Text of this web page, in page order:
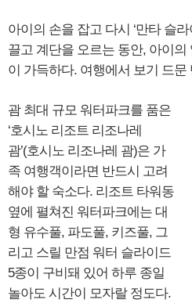
아이의 손을 잡고 다시 ‘만타 슬
끌고 계단을 오르는 동안, 아이
이 가득하다. 여행에서 보기 드문
괌 최대 규모 워터파크를 품은
‘호시노 리조트 리조나레
괌’(호시노 리조나레 괌)은 가
족 여행객이라면 반드시 고려
해야 할 숙소다. 리조트 타워동
옆에 펼쳐진 워터파크에는 대
형 유수풀, 파도풀, 키즈풀, 그
리고 스릴 만점 워터 슬라이드
5종이 구비돼 있어 하루 종일
놀아도 시간이 모자랄 정도다.